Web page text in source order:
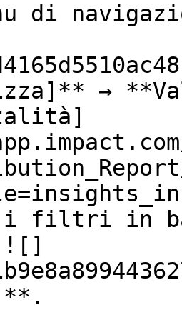
di
→
i filtri in
![]